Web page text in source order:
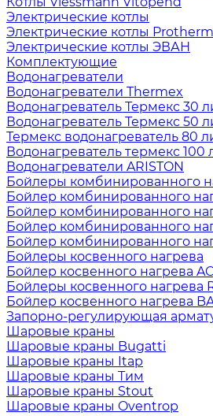
Электрические котлы
Электрические котлы Protherm
Электрические котлы ЭВАН
Комплектующие
Водонагреватели
Водонагреватели Thermex
Водонагреватель Термекс 30
Водонагреватель Термекс 50
Термекс водонагреватель 80
Водонагреватель термекс 100
Водонагреватели ARISTON
Бойлеры комбинированного
Бойлер комбинированного
Бойлер комбинированного
Бойлер комбинированного
Бойлер комбинированного
Бойлеры косвенного нагрева
Бойлер косвенного нагрева
Бойлеры косвенного нагрева
Бойлер косвенного нагрева
Запорно-регулирующая
Шаровые краны
Шаровые краны Bugatti
Шаровые краны Itap
Шаровые краны Тим
Шаровые краны Stout
Шаровые краны Oventrop